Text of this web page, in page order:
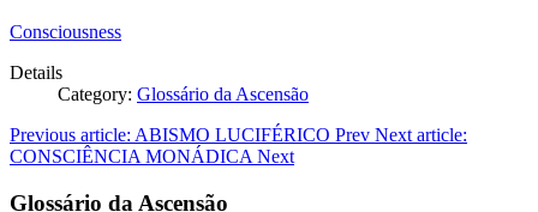
Consciousness
Details
Category: Glossário da Ascensão
Previous article: ABISMO LUCIFÉRICO Prev Next article:
CONSCIÊNCIA MONÁDICA Next
Glossário da Ascensão